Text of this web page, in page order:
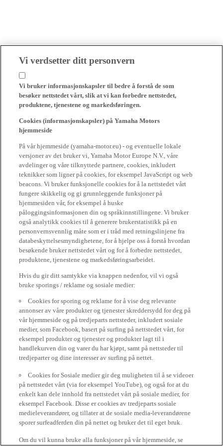
Vi verdsetter ditt personvern
Vi bruker informasjonskapsler til bedre å forstå de som
besøker nettstedet vårt, slik at vi kan forbedre nettstedet,
produktene, tjenestene og markedsføringen.
Cookies (informasjonskapsler) på Yamaha Motors
hjemmeside
På vår hjemmeside (yamaha-motor.eu) - og eventuelle lokale
versjoner av det bruker vi, Yamaha Motor Europe N.V., våre
avdelinger og våre tilknyttede partnere, cookies, inkludert
teknikker som ligner på cookies, for eksempel JavaScript og web
beacons. Vi bruker funksjonelle cookies for å la nettstedet vårt
fungere skikkelig og gi grunnleggende funksjoner på
hjemmesiden vår, for eksempel å huske
påloggingsinformasjonen din og språkinnstillingene. Vi bruker
også analytikk cookies til å generere brukerstatistikk på en
personvernsvennlig måte som er i tråd med retningslinjene fra
databeskyttelsesmyndighetene, for å hjelpe oss å forstå hvordan
besøkende bruker nettstedet vårt og for å forbedre nettstedet,
produktene, tjenestene og markedsføringsarbeidet.
Hvis du gir ditt samtykke via knappen nedenfor, vil vi også
bruke sporings / reklame og sosiale medier:
Cookies for sporing og reklame for å vise deg relevante
annonser av våre produkter og tjenester skreddersydd for deg på
vår hjemmeside og på tredjeparts nettsteder, inkludert sosiale
medier, som Facebook, basert på surfing på nettstedet vårt, for
eksempel produkter og tjenester og produkter lagt til i
handlekurven din og varer du har kjøpt, samt på nettsteder til
tredjeparter og dine interesser av surfing på nettet.
Cookies for Sosiale medier gir deg muligheten til å se videoer
på nettstedet vårt (via for eksempel YouTube), og også for at du
enkelt kan dele innhold fra nettstedet vårt på sosiale medier, for
eksempel Facebook. Disse er cookies av tredjeparts sosiale
medieleverandører, og tillater at de sosiale media-leverandørene
sporer surfeadferden din på nettet og bruker det til eget bruk.
Om du vil kunna bruke alla funksjoner på vår hjemmeside, se